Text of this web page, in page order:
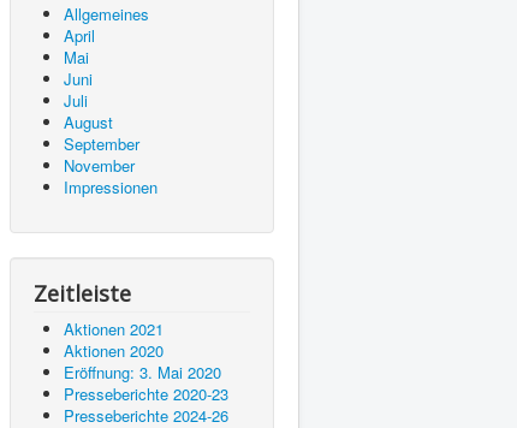
Allgemeines
April
Mai
Juni
Juli
August
September
November
Impressionen
Zeitleiste
Aktionen 2021
Aktionen 2020
Eröffnung: 3. Mai 2020
Presseberichte 2020-23
Presseberichte 2024-26